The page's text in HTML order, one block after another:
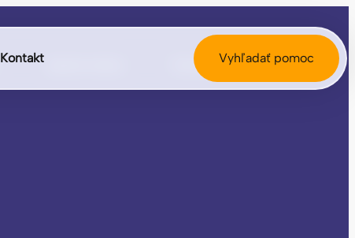
Kontakt Vyhľadať pomoc
Rodičom Kontakt